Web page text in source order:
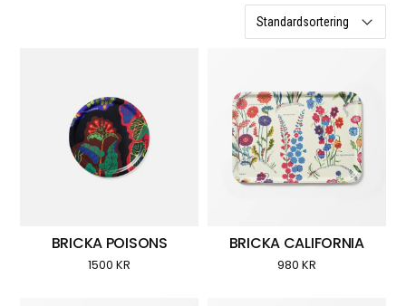
BRICKA POISONS
1500KR
BRICKA CALIFORNIA
980 KR